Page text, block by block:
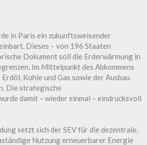
in Paris ein zukunftsweisender
Dieses – von 196 Staaten
Dokument soll die Erderwärmung in
Im Mittelpunkt des Abkommens
Kohle und Gas sowie der Ausbau
Die strategische
damit – wieder einmal – eindrucksvoll
setzt sich der SEV für die dezentrale,
Nutzung erneuerbarer Energie